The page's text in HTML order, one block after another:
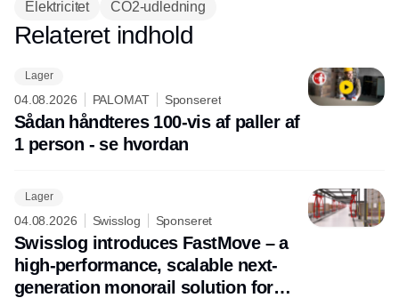
Elektricitet
CO2-udledning
Annonce
Relateret indhold
Lager
04.08.2026 PALOMAT Sponseret
Sådan håndteres 100-vis af paller af
1 person - se hvordan
Lager
04.08.2026 Swisslog Sponseret
Swisslog introduces FastMove – a
high-performance, scalable next-
generation monorail solution for